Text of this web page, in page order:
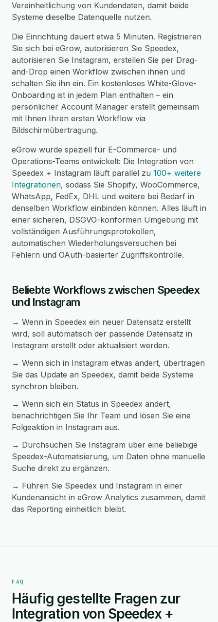
Vereinheitlichung von Kundendaten, damit beide
Systeme dieselbe Datenquelle nutzen.
Die Einrichtung dauert etwa 5 Minuten. Registrieren
Sie sich bei eGrow, autorisieren Sie Speedex,
autorisieren Sie Instagram, erstellen Sie per Drag-
and-Drop einen Workflow zwischen ihnen und
schalten Sie ihn ein. Ein kostenloses White-Glove-
Onboarding ist in jedem Plan enthalten – ein
persönlicher Account Manager erstellt gemeinsam
mit Ihnen Ihren ersten Workflow via
Bildschirmübertragung.
eGrow wurde speziell für E-Commerce- und
Operations-Teams entwickelt: Die Integration von
Speedex + Instagram läuft parallel zu 100+ weitere
Integrationen, sodass Sie Shopify, WooCommerce,
WhatsApp, FedEx, DHL und weitere bei Bedarf in
denselben Workflow einbinden können. Alles läuft in
einer sicheren, DSGVO-konformen Umgebung mit
vollständigen Ausführungsprotokollen,
automatischen Wiederholungsversuchen bei
Fehlern und OAuth-basierter Zugriffskontrolle.
Beliebte Workflows zwischen Speedex
und Instagram
→ Wenn in Speedex ein neuer Datensatz erstellt
wird, soll automatisch der passende Datensatz in
Instagram erstellt oder aktualisiert werden.
→ Wenn sich in Instagram etwas ändert, übertragen
Sie das Update an Speedex, damit beide Systeme
synchron bleiben.
→ Wenn sich ein Status in Speedex ändert,
benachrichtigen Sie Ihr Team und lösen Sie eine
Folgeaktion in Instagram aus.
→ Durchsuchen Sie Instagram über eine beliebige
Speedex-Automatisierung, um Daten ohne manuelle
Suche direkt zu ergänzen.
→ Führen Sie Speedex und Instagram in einer
Kundenansicht in eGrow Analytics zusammen, damit
das Reporting einheitlich bleibt.
FAQ
Häufig gestellte Fragen zur
Integration von Speedex +